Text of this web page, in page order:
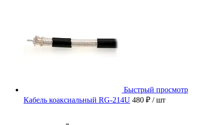
Быстрый просмотр
Кабель коаксиальный RG-214U 480 ₽ / шт